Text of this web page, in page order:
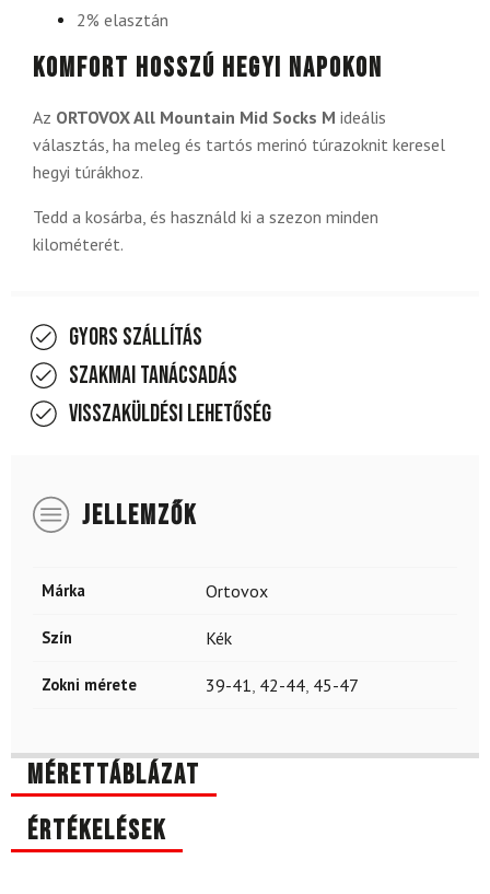
2% elasztán
Komfort hosszú hegyi napokon
Az ORTOVOX All Mountain Mid Socks M ideális
választás, ha meleg és tartós merinó túrazoknit keresel
hegyi túrákhoz.
Tedd a kosárba, és használd ki a szezon minden
kilométerét.
Gyors szállítás
Szakmai tanácsadás
Visszaküldési lehetőség
JELLEMZŐK
Márka Ortovox
Szín Kék
Zokni mérete 39-41, 42-44, 45-47
Mérettáblázat
Értékelések